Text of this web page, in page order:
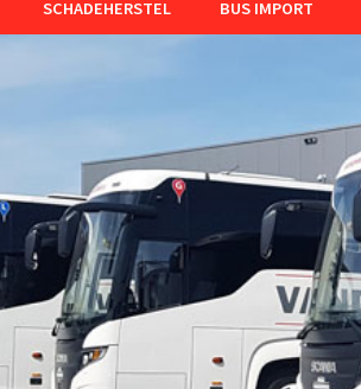
SCHADEHERSTEL BUS IMPORT